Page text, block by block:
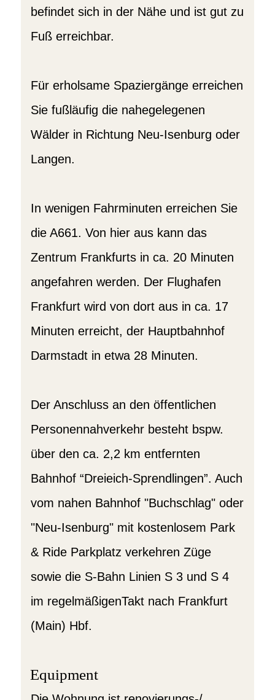
befindet sich in der Nähe und ist gut zu
Fuß erreichbar.
Für erholsame Spaziergänge erreichen
Sie fußläufig die nahegelegenen
Wälder in Richtung Neu-Isenburg oder
Langen.
In wenigen Fahrminuten erreichen Sie
die A661. Von hier aus kann das
Zentrum Frankfurts in ca. 20 Minuten
angefahren werden. Der Flughafen
Frankfurt wird von dort aus in ca. 17
Minuten erreicht, der Hauptbahnhof
Darmstadt in etwa 28 Minuten.
Der Anschluss an den öffentlichen
Personennahverkehr besteht bspw.
über den ca. 2,2 km entfernten
Bahnhof “Dreieich-Sprendlingen”. Auch
vom nahen Bahnhof "Buchschlag" oder
"Neu-Isenburg" mit kostenlosem Park
& Ride Parkplatz verkehren Züge
sowie die S-Bahn Linien S 3 und S 4
im regelmäßigenTakt nach Frankfurt
(Main) Hbf.
Equipment